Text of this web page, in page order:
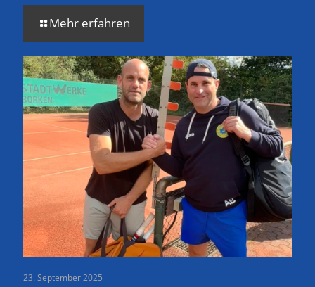
Mehr erfahren
23. September 2025